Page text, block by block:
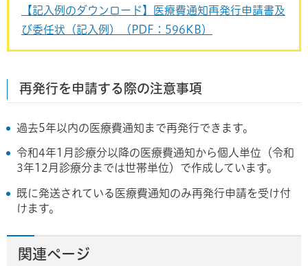
【記入例のダウンロード】医療費通知再発行申請書及
び委任状（記入例）（PDF：596KB）
再発行を申請する際の注意事項
過去5年以内の医療費通知まで再発行できます。
令和4年1月診療分以降の医療費通知から個人単位（令和
3年12月診療分までは世帯単位）で作成しています。
既に発送されている医療費通知のみ再発行申請を受け付
けます。
関連ページ